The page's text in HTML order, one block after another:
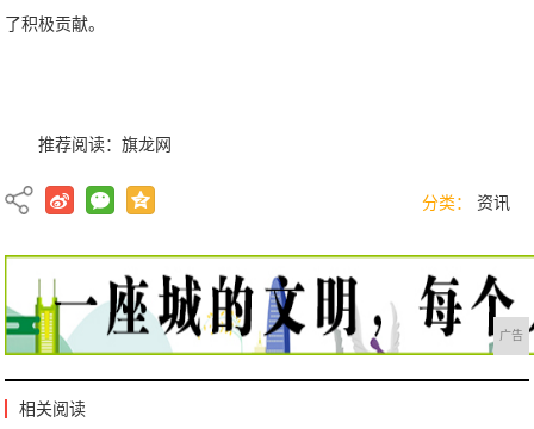
了积极贡献。
推荐阅读：旗龙网
分类： 资讯
广告
相关阅读